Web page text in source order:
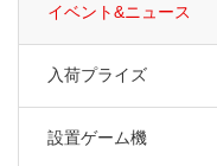
イベント&ニュース
入荷プライズ
設置ゲーム機